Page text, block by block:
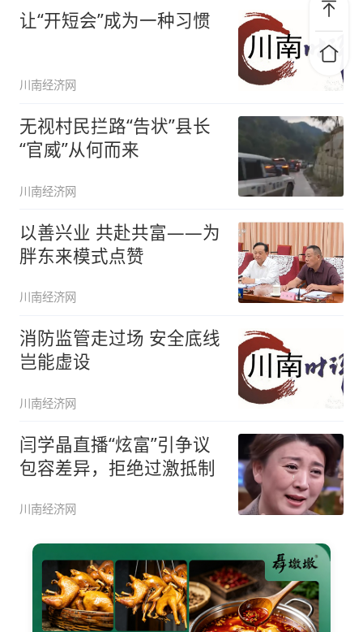
让“开短会”成为一种习惯
川南经济网
无视村民拦路“告状”县长
“官威”从何而来
川南经济网
以善兴业 共赴共富——为
胖东来模式点赞
川南经济网
消防监管走过场 安全底线
岂能虚设
川南经济网
闫学晶直播“炫富”引争议
包容差异，拒绝过激抵制
川南经济网